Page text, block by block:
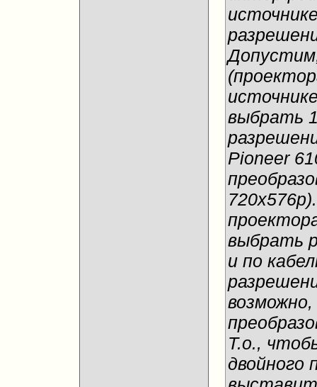
выбрать
Pioneer
выбрать
и по
Т.о.,
двойного